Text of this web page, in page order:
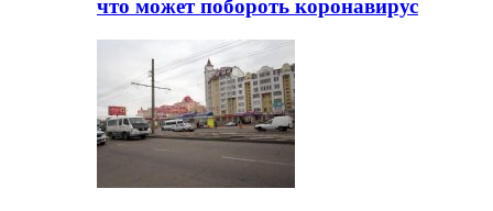
что может побороть коронавирус